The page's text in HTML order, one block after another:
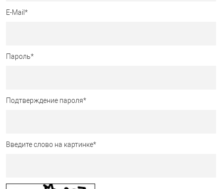
E-Mail *
Пароль*
Подтверждение пароля*
Введите слово на картинке*